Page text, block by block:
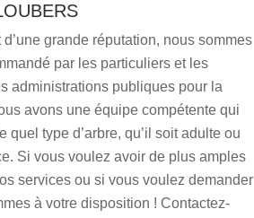
grande réputation, nous sommes
par les particuliers et les
administrations publiques pour la
avons une équipe compétente qui
quel type d’arbre, qu’il soit adulte ou
Si vous voulez avoir de plus amples
services ou si vous voulez demander
à votre disposition ! Contactez-